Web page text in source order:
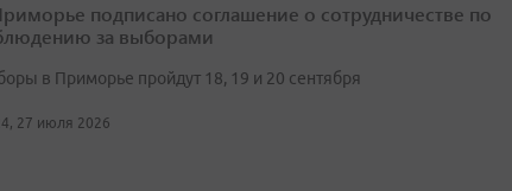
подписано соглашение о сотрудничестве по
за выборами
в Приморье пройдут 18, 19 и 20 сентября
27 июля 2026